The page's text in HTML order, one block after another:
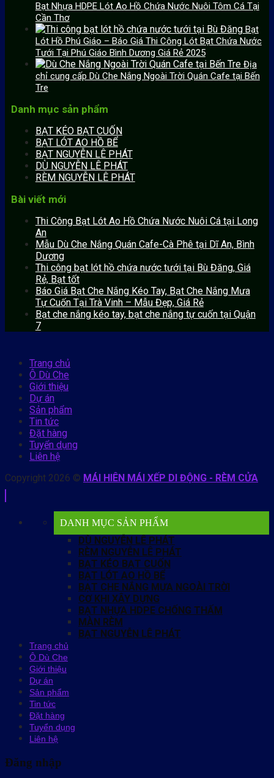
Bạt Nhựa HDPE Lót Ao Hồ Chứa Nước Nuôi Tôm Cá Tại
Cần Thơ
Bạt
Lót Hồ Phú Giáo – Báo Giá Thi Công Lót Bạt Chứa Nước
Tưới Tại Phú Giáo Bình Dương Giá Rẻ 2025
Địa
chỉ cung cấp Dù Che Nắng Ngoài Trời Quán Cafe tại Bến
Tre
Danh mục sản phẩm
BẠT KÉO BẠT CUỐN
BẠT LÓT AO HỒ BỂ
BẠT NGUYỄN LÊ PHÁT
DÙ NGUYỄN LÊ PHÁT
RÈM NGUYỄN LÊ PHÁT
Bài viết mới
Thi Công Bạt Lót Ao Hồ Chứa Nước Nuôi Cá tại Long
An
Mẫu Dù Che Nắng Quán Cafe-Cà Phê tại Dĩ An, Bình
Dương
Thi công bạt lót hồ chứa nước tưới tại Bù Đăng, Giá
Rẻ, Bạt tốt
Báo Giá Bạt Che Nắng Kéo Tay, Bạt Che Nắng Mưa
Tự Cuốn Tại Trà Vinh – Mẫu Đẹp, Giá Rẻ
Bạt che nắng kéo tay, bạt che nắng tự cuốn tại Quận
7
Trang chủ
Ô Dù Che
Giới thiệu
Dự án
Sản phẩm
Tin tức
Đặt hàng
Tuyển dụng
Liên hệ
Copyright 2026 © MÁI HIÊN MÁI XẾP DI ĐỘNG - RÈM CỬA
DANH MỤC SẢN PHẨM
DÙ NGUYỄN LÊ PHÁT
RÈM NGUYỄN LÊ PHÁT
BẠT KÉO BẠT CUỐN
BẠT LÓT AO HỒ BỂ
BẠT CHE NẮNG MƯA NGOÀI TRỜI
CƠ KHI XÂY DỰNG
BẠT NHỰA HDPE CHỐNG THẤM
MÀN RÈM
BẠT NGUYỄN LÊ PHÁT
Trang chủ
Ô Dù Che
Giới thiệu
Dự án
Sản phẩm
Tin tức
Đặt hàng
Tuyển dụng
Liên hệ
Đăng nhập